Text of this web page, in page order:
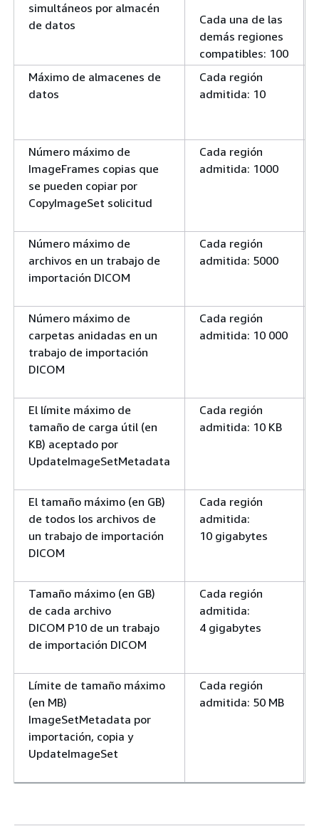
simultáneos por almacén
de datos
Cada una de las
demás regiones
compatibles: 100
Máximo de almacenes de
datos
Cada región
admitida: 10
Número máximo de
ImageFrames copias que
se pueden copiar por
CopyImageSet solicitud
Cada región
admitida: 1000
Número máximo de
archivos en un trabajo de
importación DICOM
Cada región
admitida: 5000
Número máximo de
carpetas anidadas en un
trabajo de importación
DICOM
Cada región
admitida: 10 000
El límite máximo de
tamaño de carga útil (en
KB) aceptado por
UpdateImageSetMetadata
Cada región
admitida: 10 KB
El tamaño máximo (en GB)
de todos los archivos de
un trabajo de importación
DICOM
Cada región
admitida:
10 gigabytes
Tamaño máximo (en GB)
de cada archivo
DICOM P10 de un trabajo
de importación DICOM
Cada región
admitida:
4 gigabytes
Límite de tamaño máximo
(en MB)
ImageSetMetadata por
importación, copia y
UpdateImageSet
Cada región
admitida: 50 MB